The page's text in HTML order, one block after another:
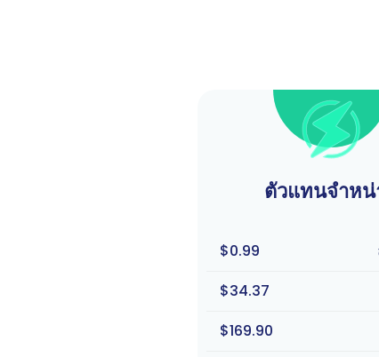
ตัวแทนจำหน่
$0.99
$34.37
$169.90